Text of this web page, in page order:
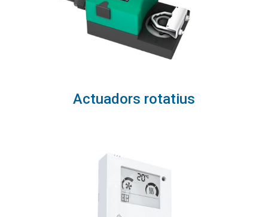
Actuadors rotatius